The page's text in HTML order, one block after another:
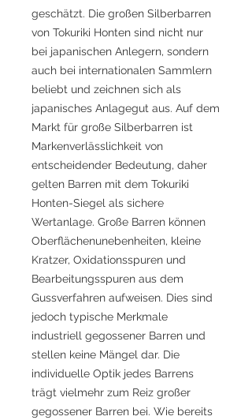
geschätzt. Die großen Silberbarren
von Tokuriki Honten sind nicht nur
bei japanischen Anlegern, sondern
auch bei internationalen Sammlern
beliebt und zeichnen sich als
japanisches Anlagegut aus. Auf dem
Markt für große Silberbarren ist
Markenverlässlichkeit von
entscheidender Bedeutung, daher
gelten Barren mit dem Tokuriki
Honten-Siegel als sichere
Wertanlage. Große Barren können
Oberflächenunebenheiten, kleine
Kratzer, Oxidationsspuren und
Bearbeitungsspuren aus dem
Gussverfahren aufweisen. Dies sind
jedoch typische Merkmale
industriell gegossener Barren und
stellen keine Mängel dar. Die
individuelle Optik jedes Barrens
trägt vielmehr zum Reiz großer
gegossener Barren bei. Wie bereits